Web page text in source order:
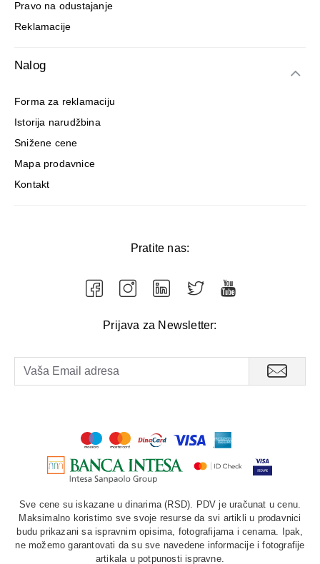
Pravo na odustajanje
Reklamacije
Nalog
Forma za reklamaciju
Istorija narudžbina
Snižene cene
Mapa prodavnice
Kontakt
Pratite nas:
Prijava za Newsletter:
Sve cene su iskazane u dinarima (RSD). PDV je uračunat u cenu.
Maksimalno koristimo sve svoje resurse da svi artikli u prodavnici
budu prikazani sa ispravnim opisima, fotografijama i cenama. Ipak,
ne možemo garantovati da su sve navedene informacije i fotografije
artikala u potpunosti ispravne.